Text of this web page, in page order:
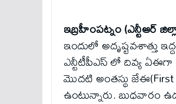
ఇబ్రహీంపట్నం (ఎన్టీఆర్
ఇందులో అదృష్టవశాత్తు
ఎన్టీటీపీఎస్ లో దివ్య ఏఈగా
మొదటి అంతస్థు జేఈ(First
ఉంటున్నారు. బుధవారం